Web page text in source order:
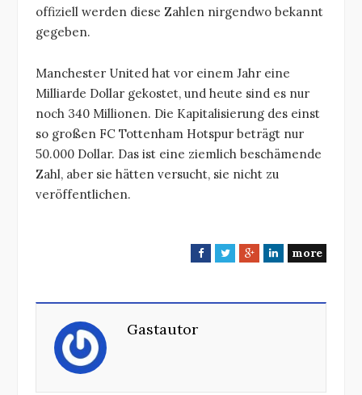
offiziell werden diese Zahlen nirgendwo bekannt
gegeben.
Manchester United hat vor einem Jahr eine
Milliarde Dollar gekostet, und heute sind es nur
noch 340 Millionen. Die Kapitalisierung des einst
so großen FC Tottenham Hotspur beträgt nur
50.000 Dollar. Das ist eine ziemlich beschämende
Zahl, aber sie hätten versucht, sie nicht zu
veröffentlichen.
F
T
G
L
more
Gastautor